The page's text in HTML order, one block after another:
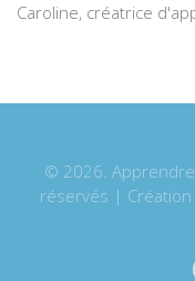
Caroline, créatrice
© 2026.
réservés |